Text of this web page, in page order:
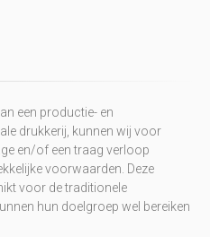
een productie- en
drukkerij, kunnen wij voor
en/of een traag verloop
voorwaarden. Deze
voor de traditionele
hun doelgroep wel bereiken